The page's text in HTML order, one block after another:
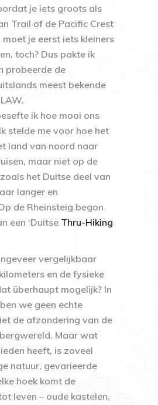
je iets groots als
Trail of de Pacific Crest
je eerst iets kleiners
toch? Dus pakte ik
probeerde de
meest bekende
ik hoe mooi ons
stelde me voor hoe het
land van noord naar
maar niet op de
het Duitse deel van
langer en
de Rheinsteig begon
een ‘Duitse Thru-Hiking
vergelijkbaar
en de fysieke
überhaupt mogelijk? In
we geen echte
de afzondering van de
Maar wat
heeft, is zoveel
natuur, gevarieerde
hoek komt de
leven – oude kastelen,